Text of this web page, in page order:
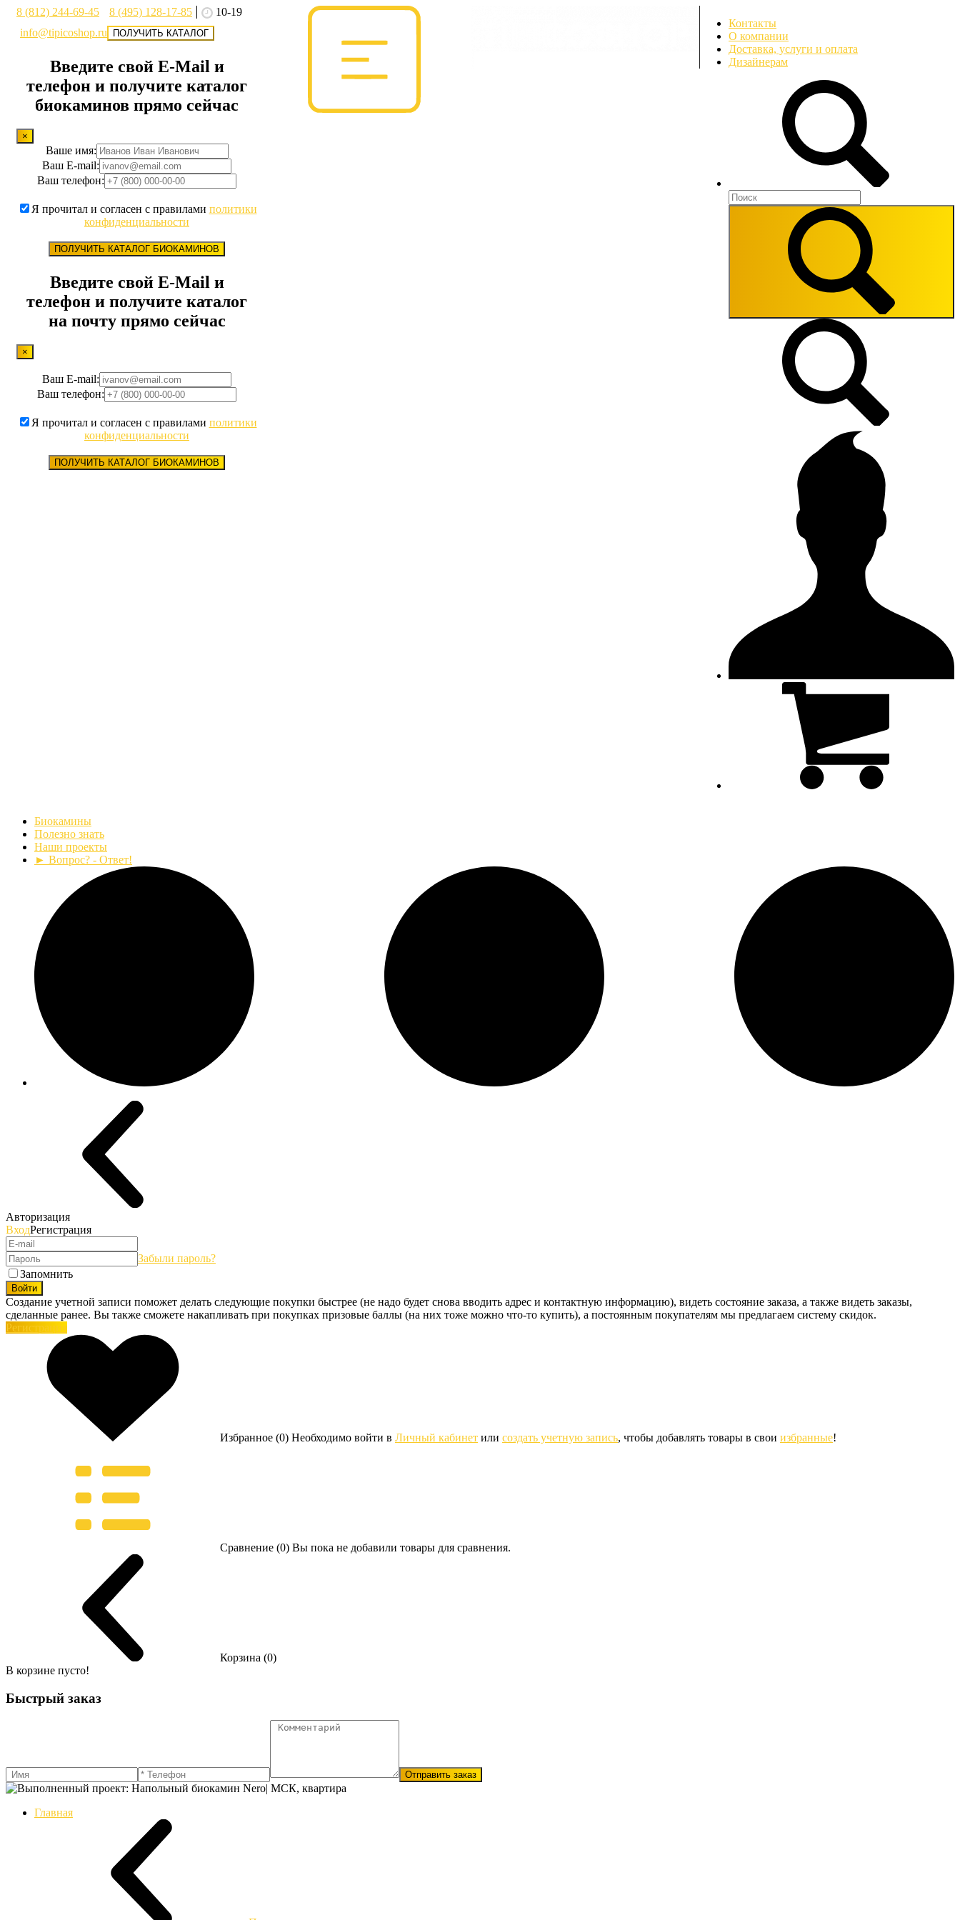
8 (812) 244-69-45 8 (495) 128-17-85
10-19
info@tipicoshop.ru
ПОЛУЧИТЬ КАТАЛОГ
Введите свой E-Mail и
телефон и получите каталог
биокаминов прямо сейчас
×
Ваше имя:
Ваш E-mail:
Ваш телефон:
Я прочитал и согласен с правилами политики
конфиденциальности
ПОЛУЧИТЬ КАТАЛОГ БИОКАМИНОВ
Введите свой E-Mail и
телефон и получите каталог
на почту прямо сейчас
×
Ваш E-mail:
Ваш телефон:
Я прочитал и согласен с правилами политики
конфиденциальности
ПОЛУЧИТЬ КАТАЛОГ БИОКАМИНОВ
Контакты
О компании
Доставка, услуги и оплата
Дизайнерам
Биокамины
Полезно знать
Наши проекты
► Вопрос? - Ответ!
Авторизация
ВходРегистрация
Забыли пароль?
Запомнить
Войти
Создание учетной записи поможет делать следующие покупки быстрее (не надо будет снова вводить адрес и контактную информацию), видеть состояние заказа, а также видеть заказы,
сделанные ранее. Вы также сможете накапливать при покупках призовые баллы (на них тоже можно что-то купить), а постоянным покупателям мы предлагаем систему скидок.
Регистрация
Избранное (0) Необходимо войти в Личный кабинет или создать учетную запись, чтобы добавлять товары в свои избранные!
Сравнение (0) Вы пока не добавили товары для сравнения.
Корзина (0)
В корзине пусто!
Быстрый заказ
Отправить заказ
Главная